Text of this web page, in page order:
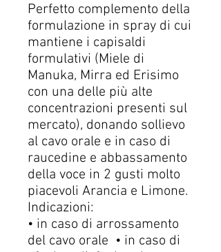
Perfetto complemento della
formulazione in spray di cui
mantiene i capisaldi
formulativi (Miele di
Manuka, Mirra ed Erisimo
con una delle più alte
concentrazioni presenti sul
mercato), donando sollievo
al cavo orale e in caso di
raucedine e abbassamento
della voce in 2 gusti molto
piacevoli Arancia e Limone.
Indicazioni:
• in caso di arrossamento
del cavo orale • in caso di